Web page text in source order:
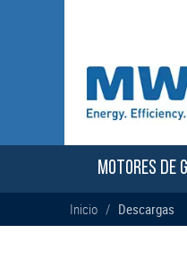
MOTORES DE
Inicio / Descargas